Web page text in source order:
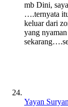
mb Dini,
….ternyata
keluar dari
yang
Yayan